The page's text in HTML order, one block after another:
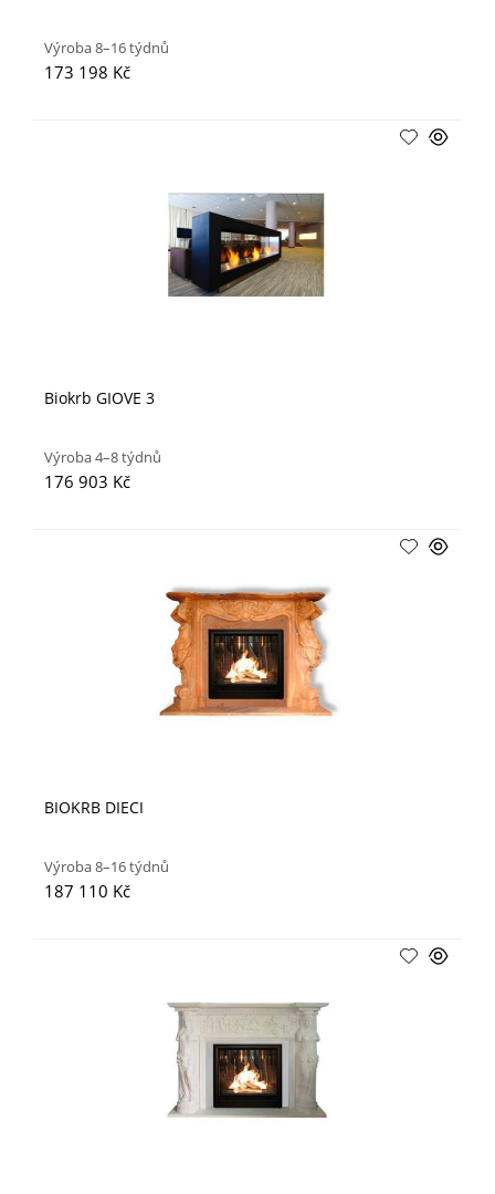
Výroba 8–16 týdnů
173 198 Kč
Biokrb GIOVE 3
Výroba 4–8 týdnů
176 903 Kč
BIOKRB DIECI
Výroba 8–16 týdnů
187 110 Kč